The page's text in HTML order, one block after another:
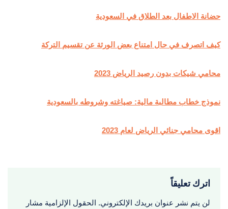
حضانة الاطفال بعد الطلاق في السعودية
كيف اتصرف في حال امتناع بعض الورثة عن تقسيم التركة
محامي شيكات بدون رصيد الرياض 2023
نموذج خطاب مطالبة مالية: صياغته وشروطه بالسعودية
اقوى محامي جنائي الرياض لعام 2023
اترك تعليقاً
لن يتم نشر عنوان بريدك الإلكتروني. الحقول الإلزامية مشار